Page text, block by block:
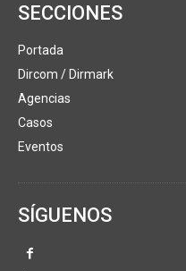
SECCIONES
Portada
Dircom / Dirmark
Agencias
Casos
Eventos
SÍGUENOS